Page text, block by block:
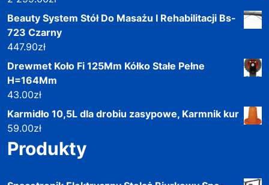
Beauty System Stół Do Masażu I Rehabilitacji Bs-
723 Czarny
447.90zł
Drewmet Koło Fi 125Mm Kółko Stałe Pełne
H=164Mm
43.00zł
Karmidło 10,5L dla drobiu zasypowe, Karmnik kur
59.00zł
Produkty